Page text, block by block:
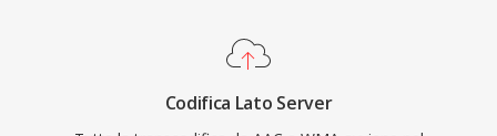
Codifica Lato Server